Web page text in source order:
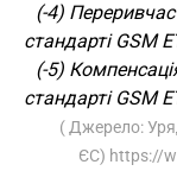
(-4)
стандарті GSM
(-5)
стандарті GSM
( Джерело:
ЄС) https://